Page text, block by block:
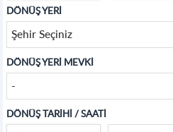
DÖNÜŞ YERİ
Şehir Seçiniz
DÖNÜŞ YERİ MEVKİ
-
DÖNÜŞ TARİHİ / SAATİ